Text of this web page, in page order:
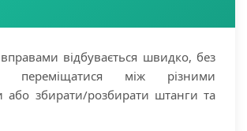
відбувається швидко, без
переміщатися між різними
або збирати/розбирати штанги та